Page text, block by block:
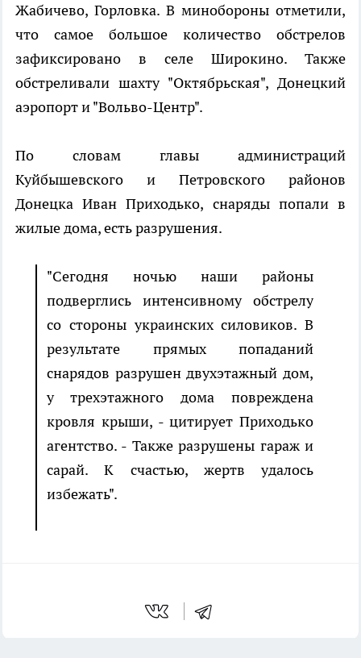
Жабичево, Горловка. В минобороны отметили,
что самое большое количество обстрелов
зафиксировано в селе Широкино. Также
обстреливали шахту "Октябрьская", Донецкий
аэропорт и "Вольво-Центр".
По словам главы администраций
Куйбышевского и Петровского районов
Донецка Иван Приходько, снаряды попали в
жилые дома, есть разрушения.
"Сегодня ночью наши районы
подверглись интенсивному обстрелу
со стороны украинских силовиков. В
результате прямых попаданий
снарядов разрушен двухэтажный дом,
у трехэтажного дома повреждена
кровля крыши, - цитирует Приходько
агентство. - Также разрушены гараж и
сарай. К счастью, жертв удалось
избежать".